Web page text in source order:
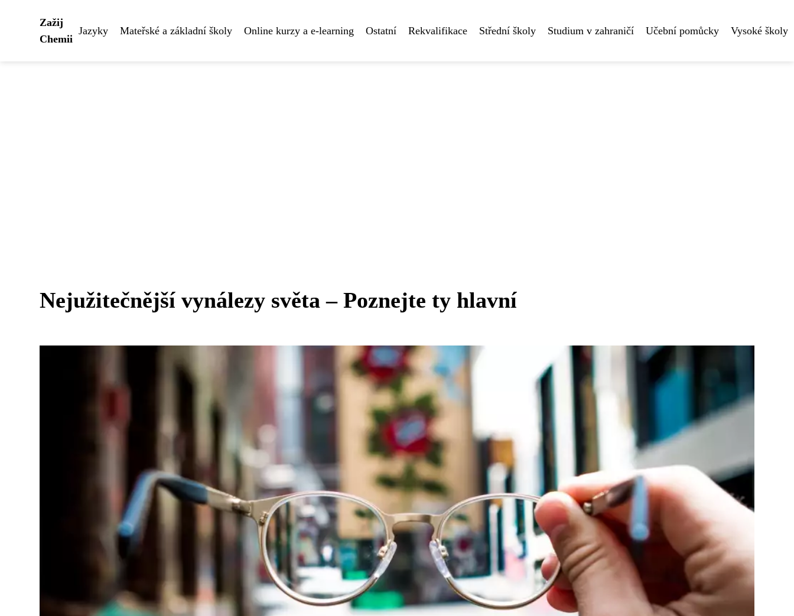
Zažij
Chemii
Jazyky Mateřské a základní školy Online kurzy a e-learning Ostatní Rekvalifikace Střední školy Studium v zahraničí Učební pomůcky Vysoké školy
Nejužitečnější vynálezy světa – Poznejte ty hlavní